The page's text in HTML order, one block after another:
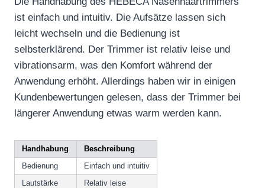
ist einfach und intuitiv. Die Aufsätze lassen sich
leicht wechseln und die Bedienung ist
selbsterklärend. Der Trimmer ist relativ leise und
vibrationsarm, was den Komfort während der
Anwendung erhöht. Allerdings haben wir in einigen
Kundenbewertungen gelesen, dass der Trimmer bei
längerer Anwendung etwas warm werden kann.
Handhabung
Beschreibung
Bedienung
Einfach und intuitiv
Lautstärke
Relativ leise